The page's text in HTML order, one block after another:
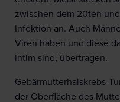
zwischen dem 20ten
Infektion an. Auch
Viren haben und diese
intim sind, übertragen.
Gebärmutterhalskrebs-
der Oberfläche des